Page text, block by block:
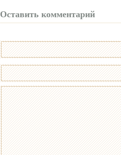
Оставить комментарий